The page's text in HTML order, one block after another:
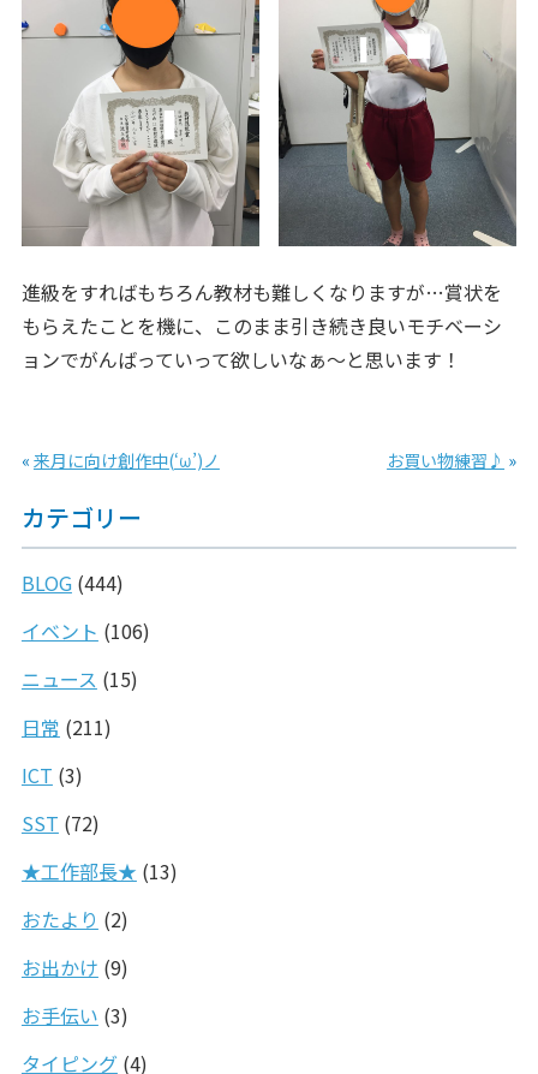
進級をすればもちろん教材も難しくなりますが…賞状を
もらえたことを機に、このまま引き続き良いモチベーシ
ョンでがんばっていって欲しいなぁ～と思います！
« 来月に向け創作中(‘ω’)ノ お買い物練習♪ »
カテゴリー
BLOG(444)
イベント (106)
ニュース (15)
日常 (211)
ICT (3)
SST (72)
★工作部長★ (13)
おたより (2)
お出かけ (9)
お手伝い (3)
タイピング(4)